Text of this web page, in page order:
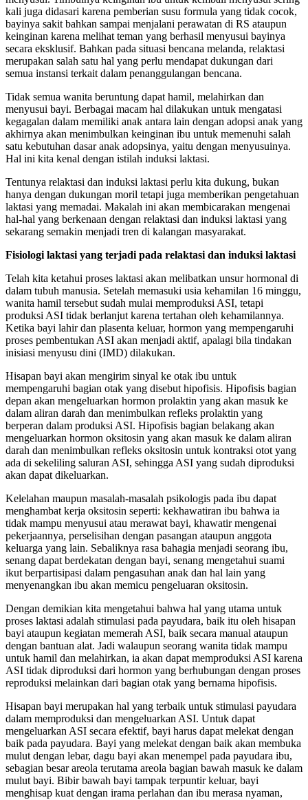
kali juga didasari karena pemberian susu formula yang tidak cocok,
bayinya sakit bahkan sampai menjalani perawatan di RS ataupun
keinginan karena melihat teman yang berhasil menyusui bayinya
secara eksklusif. Bahkan pada situasi bencana melanda, relaktasi
merupakan salah satu hal yang perlu mendapat dukungan dari
semua instansi terkait dalam penanggulangan bencana.
Tidak semua wanita beruntung dapat hamil, melahirkan dan
menyusui bayi. Berbagai macam hal dilakukan untuk mengatasi
kegagalan dalam memiliki anak antara lain dengan adopsi anak yang
akhirnya akan menimbulkan keinginan ibu untuk memenuhi salah
satu kebutuhan dasar anak adopsinya, yaitu dengan menyusuinya.
Hal ini kita kenal dengan istilah induksi laktasi.
Tentunya relaktasi dan induksi laktasi perlu kita dukung, bukan
hanya dengan dukungan moril tetapi juga memberikan pengetahuan
laktasi yang memadai. Makalah ini akan membicarakan mengenai
hal-hal yang berkenaan dengan relaktasi dan induksi laktasi yang
sekarang semakin menjadi tren di kalangan masyarakat.
Fisiologi laktasi yang terjadi pada relaktasi dan induksi laktasi
Telah kita ketahui proses laktasi akan melibatkan unsur hormonal di
dalam tubuh manusia. Setelah memasuki usia kehamilan 16 minggu,
wanita hamil tersebut sudah mulai memproduksi ASI, tetapi
produksi ASI tidak berlanjut karena tertahan oleh kehamilannya.
Ketika bayi lahir dan plasenta keluar, hormon yang mempengaruhi
proses pembentukan ASI akan menjadi aktif, apalagi bila tindakan
inisiasi menyusu dini (IMD) dilakukan.
Hisapan bayi akan mengirim sinyal ke otak ibu untuk
mempengaruhi bagian otak yang disebut hipofisis. Hipofisis bagian
depan akan mengeluarkan hormon prolaktin yang akan masuk ke
dalam aliran darah dan menimbulkan refleks prolaktin yang
berperan dalam produksi ASI. Hipofisis bagian belakang akan
mengeluarkan hormon oksitosin yang akan masuk ke dalam aliran
darah dan menimbulkan refleks oksitosin untuk kontraksi otot yang
ada di sekeliling saluran ASI, sehingga ASI yang sudah diproduksi
akan dapat dikeluarkan.
Kelelahan maupun masalah-masalah psikologis pada ibu dapat
menghambat kerja oksitosin seperti: kekhawatiran ibu bahwa ia
tidak mampu menyusui atau merawat bayi, khawatir mengenai
pekerjaannya, perselisihan dengan pasangan ataupun anggota
keluarga yang lain. Sebaliknya rasa bahagia menjadi seorang ibu,
senang dapat berdekatan dengan bayi, senang mengetahui suami
ikut berpartisipasi dalam pengasuhan anak dan hal lain yang
menyenangkan ibu akan memicu pengeluaran oksitosin.
Dengan demikian kita mengetahui bahwa hal yang utama untuk
proses laktasi adalah stimulasi pada payudara, baik itu oleh hisapan
bayi ataupun kegiatan memerah ASI, baik secara manual ataupun
dengan bantuan alat. Jadi walaupun seorang wanita tidak mampu
untuk hamil dan melahirkan, ia akan dapat memproduksi ASI karena
ASI tidak diproduksi dari hormon yang berhubungan dengan proses
reproduksi melainkan dari bagian otak yang bernama hipofisis.
Hisapan bayi merupakan hal yang terbaik untuk stimulasi payudara
dalam memproduksi dan mengeluarkan ASI. Untuk dapat
mengeluarkan ASI secara efektif, bayi harus dapat melekat dengan
baik pada payudara. Bayi yang melekat dengan baik akan membuka
mulut dengan lebar, dagu bayi akan menempel pada payudara ibu,
sebagian besar areola terutama areola bagian bawah masuk ke dalam
mulut bayi. Bibir bawah bayi tampak terpuntir keluar, bayi
menghisap kuat dengan irama perlahan dan ibu merasa nyaman,